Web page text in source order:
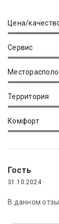
Цена/
Сервис
Территория
Комфорт
Гость
31.10.2024 ·
В данном